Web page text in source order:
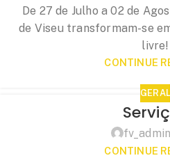
De 27 de Julho a 02 de
de Viseu transformam-se
livre!
CONTINUE
GERAL
fv_admin
CONTINUE